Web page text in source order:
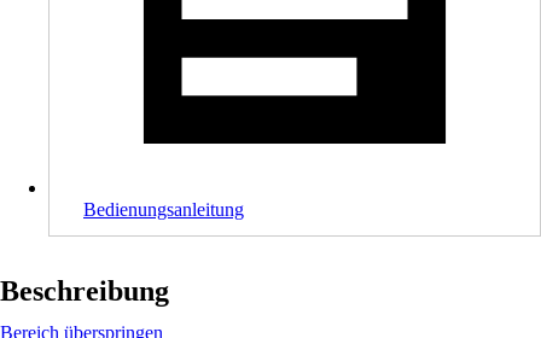
Bedienungsanleitung
Beschreibung
Bereich überspringen